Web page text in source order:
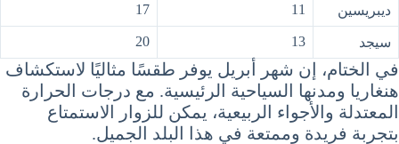
ديبريسين 11
17
سيجد 13
20
في الختام، إن شهر أبريل يوفر طقسًا مثاليًا لاستكشاف
هنغاريا ومدنها السياحية الرئيسية. مع درجات الحرارة
المعتدلة والأجواء الربيعية، يمكن للزوار الاستمتاع
بتجربة فريدة وممتعة في هذا البلد الجميل.